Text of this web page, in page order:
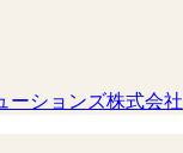
ーションズ株式会社